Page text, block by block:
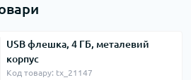
USB флешка, 4 ГБ, металевий
корпус
Код товару: tx_21147